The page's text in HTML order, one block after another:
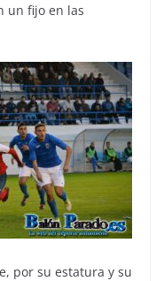
un fijo en las
por su estatura y su